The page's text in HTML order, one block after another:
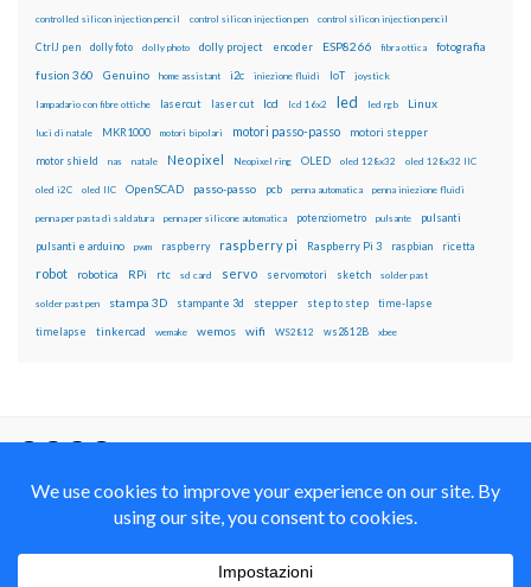
controlled silicon injection pencil control silicon injection pen control silicon injection pencil
CtrlJ pen dolly foto dolly photo dolly project encoder ESP8266 fibra ottica fotografia
fusion 360 Genuino home assistant i2c iniezione fluidi IoT joystick
lampadario con fibre ottiche lasercut laser cut lcd lcd 16x2 led led rgb Linux
luci di natale MKR1000 motori bipolari motori passo-passo motori stepper
motor shield nas natale Neopixel Neopixel ring OLED oled 128x32 oled 128x32 IIC
oled i2C oled IIC OpenSCAD passo-passo pcb penna automatica penna iniezione fluidi
penna per pasta di saldatura penna per silicone automatica potenziometro pulsante pulsanti
pulsanti e arduino pwm raspberry raspberry pi Raspberry Pi 3 raspbian ricetta
robot robotica RPi rtc sd card servo servomotori sketch solder past
solder past pen stampa 3D stampante 3d stepper step to step time-lapse
timelapse tinkercad wemake wemos wifi WS2812 ws2812B xbee
Alike 4.0 International